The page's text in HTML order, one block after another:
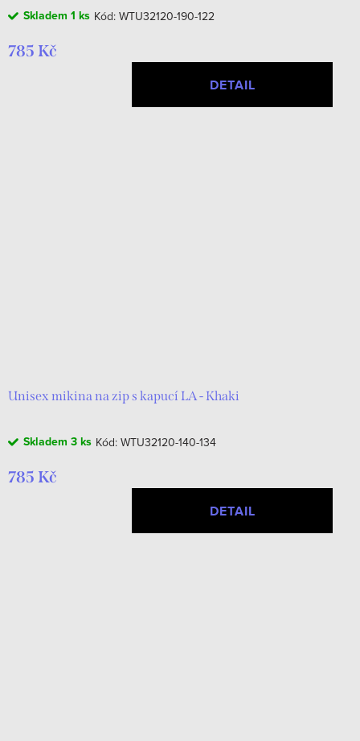
Skladem 1 ks Kód: WTU32120-190-122
785 Kč
DETAIL
Unisex mikina na zip s kapucí LA - Khaki
Skladem 3 ks Kód: WTU32120-140-134
785 Kč
DETAIL